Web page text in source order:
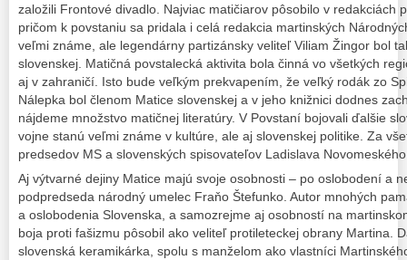
založili Frontové divadlo. Najviac matičiarov pôsobilo v redakciách
pričom k povstaniu sa pridala i celá redakcia martinských
veľmi známe, ale legendárny partizánsky veliteľ Viliam Žingor bol
slovenskej. Matičná povstalecká aktivita bola činná vo všetkých
aj v zahraničí. Isto bude veľkým prekvapením, že veľký rodák zo
Nálepka bol členom Matice slovenskej a v jeho knižnici dodnes
nájdeme množstvo matičnej literatúry. V Povstaní bojovali ďalšie
vojne stanú veľmi známe v kultúre, ale aj slovenskej politike. Za
predsedov MS a slovenských spisovateľov Ladislava
Aj výtvarné dejiny Matice majú svoje osobnosti – po oslobodení a
podpredseda národný umelec Fraňo Štefunko. Autor mnohých
a oslobodenia Slovenska, a samozrejme aj osobností na
boja proti fašizmu pôsobil ako veliteľ protileteckej obrany Martina.
slovenská keramikárka, spolu s manželom ako vlastníci